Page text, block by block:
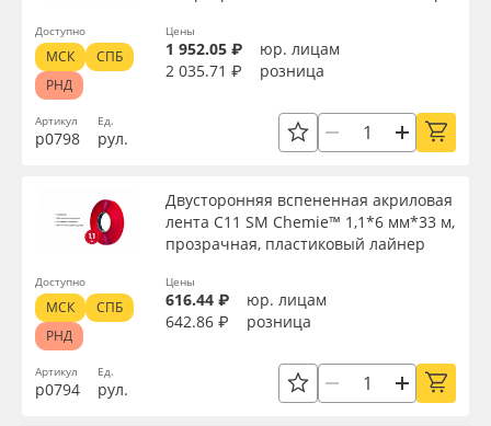
Артикул
р0798
Ед.
рул.
Цены
1 952.05 ₽
юр. лицам
2 035.71 ₽
розница
Доступно
МСК
СПБ
РНД
Артикул
р0794
Двусторонняя вспененная акриловая
лента C11 SM Chemie™ 1,1*6 мм*33 м,
прозрачная, пластиковый лайнер
Ед.
рул.
Цены
616.44 ₽
юр. лицам
642.86 ₽
розница
Доступно
МСК
СПБ
РНД